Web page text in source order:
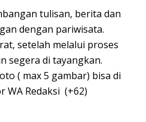
tulisan, berita dan
dengan pariwisata.
setelah melalui proses
segera di tayangkan.
( max 5 gambar) bisa di
WA Redaksi (+62)